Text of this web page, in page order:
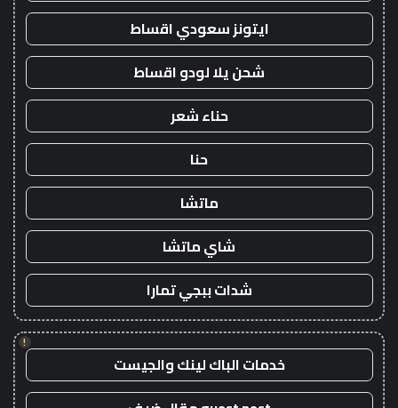
ايتونز سعودي اقساط
شحن يلا لودو اقساط
حناء شعر
حنا
ماتشا
شاي ماتشا
شدات ببجي تمارا
!
خدمات الباك لينك والجيست